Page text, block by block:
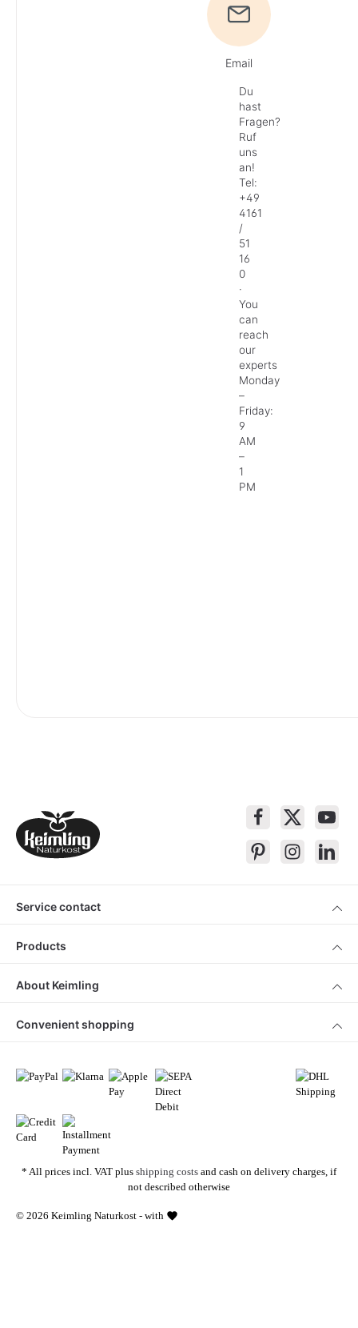
Email
Du
hast
Fragen?
Ruf
uns
an!
Tel:
+49
4161
/
51
16
0
·
You
can
reach
our
experts
Monday
–
Friday:
9
AM
–
1
PM
Service contact
Products
About Keimling
Convenient shopping
* All prices incl. VAT plus shipping costs and cash on delivery charges, if
not described otherwise
© 2026 Keimling Naturkost - with